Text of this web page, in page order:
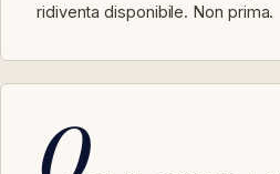
ridiventa disponibile. Non prima.